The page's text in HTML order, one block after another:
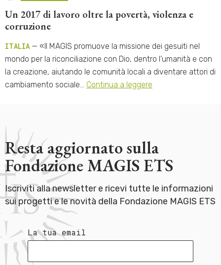
Un 2017 di lavoro oltre la povertà, violenza e
corruzione
ITALIA — «Il MAGIS promuove la missione dei gesuiti nel
mondo per la riconciliazione con Dio, dentro l’umanità e con
la creazione, aiutando le comunità locali a diventare attori di
cambiamento sociale… Continua a leggere
Resta aggiornato sulla
Fondazione MAGIS ETS
Iscriviti alla newsletter e ricevi tutte le informazioni
sui progetti e le novità della Fondazione MAGIS ETS
La tua email